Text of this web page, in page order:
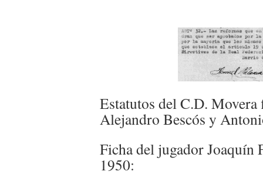
Estatutos del C.D.
Alejandro Bescós y
Ficha del jugador Joaquín
1950: